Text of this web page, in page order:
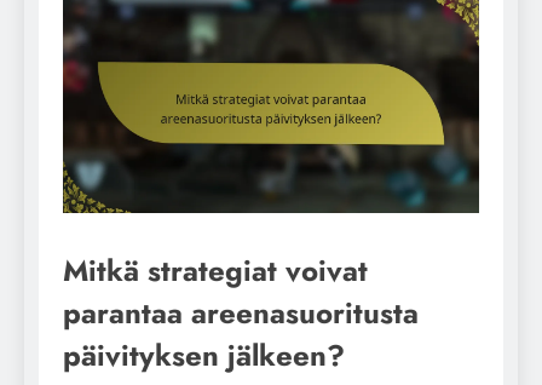
Mitkä strategiat voivat
parantaa areenasuoritusta
päivityksen jälkeen?